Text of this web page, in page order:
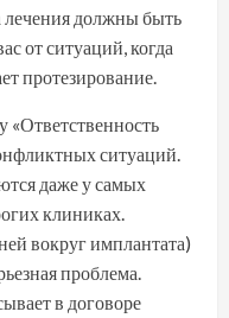
лечения должны быть
от ситуаций, когда
протезирование.
«Ответственность
ситуаций.
даже у самых
клиниках.
вокруг имплантата)
проблема.
в договоре